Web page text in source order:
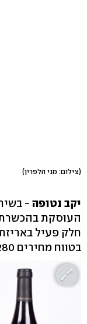
(צילום: מני הלפרין)
יקב נטופה -
העוסקת בהכשרת
חלק פעיל
בטווח מחירים 60-280 שקל.